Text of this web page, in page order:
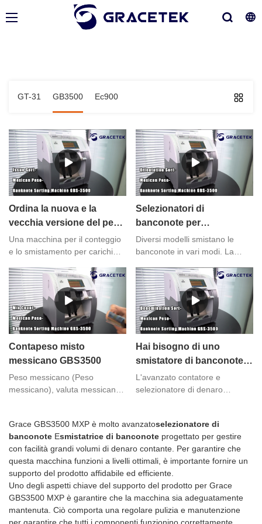
GT-31 GB3500 Ec900
Grace GBS3500 MXP è molto avanzatoselezionatore di
banconote Esmistatrice di banconote progettato per gestire
con facilità grandi volumi di denaro contante. Per garantire che
questa macchina funzioni a livelli ottimali, è importante fornire un
supporto del prodotto affidabile ed efficiente.
Uno degli aspetti chiave del supporto del prodotto per Grace
GBS3500 MXP è garantire che la macchina sia adeguatamente
mantenuta. Ciò comporta una regolare pulizia e manutenzione
Ordina la nuova e la
vecchia versione del peso
messicano in base allo
smistatore di banconote
Una macchina per il conteggio
e lo smistamento per carichi
bancario è pronta per aiutare la
tua attività. A differenza dei
classificatori di banconote a
basso costo presenti sul
mercato, la maggior parte delle
in metallo ed è durevole e
resistente anche in situazioni di
conteggio sfavorevoli, come
banconote morbide e bagnate
Selezionatori di
banconote per
l'orientamento delle
banconote e
Diversi modelli smistano le
banconote in vari modi. La
consente di regolare le
impostazioni in modo che le
banconote vengano ordinate in
base alle tue preferenze. Ecco
alcuni esempi di come
contante:
Contapeso misto
messicano GBS3500
Peso messicano (Peso
messicano), valuta messicana
L'unità monetaria secondaria è
i centesimi, 1 peso = 100
centesimi. Vengono emesse
monete da 5, 10, 20, 50
centesimi e 1, 2, 5, 10 pesos;
Banconote da 20. 50, 100, 200,
500, 1000 pesos.
Hai bisogno di uno
smistatore di banconote
per smistare il peso
messicano?
L'avanzato contatore e
selezionatore di denaro
alta velocità. Viene fornito con
una serie completa di
funzionalità per garantire
l'autenticità delle fatture e il
conteggio corretto. Questa
macchina porterà
l'elaborazione del contante a
un livello completamente nuovo